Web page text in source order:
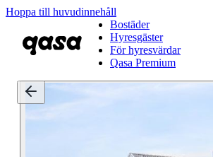
Hoppa till huvudinnehåll
Bostäder
Hyresgäster
För hyresvärdar
Qasa Premium